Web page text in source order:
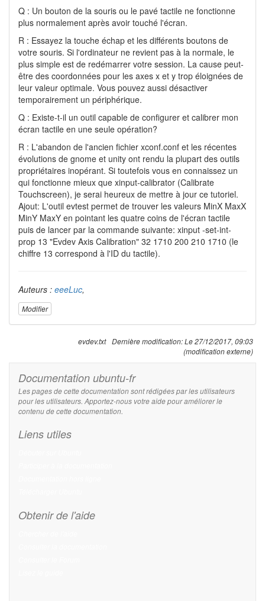
Q : Un bouton de la souris ou le pavé tactile ne fonctionne
plus normalement après avoir touché l'écran.
R : Essayez la touche échap et les différents boutons de
votre souris. Si l'ordinateur ne revient pas à la normale, le
plus simple est de redémarrer votre session. La cause peut-
être des coordonnées pour les axes x et y trop éloignées de
leur valeur optimale. Vous pouvez aussi désactiver
temporairement un périphérique.
Q : Existe-t-il un outil capable de configurer et calibrer mon
écran tactile en une seule opération?
R : L'abandon de l'ancien fichier xconf.conf et les récentes
évolutions de gnome et unity ont rendu la plupart des outils
propriétaires inopérant. Si toutefois vous en connaissez un
qui fonctionne mieux que xinput-calibrator (Calibrate
Touchscreen), je serai heureux de mettre à jour ce tutoriel.
Ajout: L'outil evtest permet de trouver les valeurs MinX MaxX
MinY MaxY en pointant les quatre coins de l'écran tactile
puis de lancer par la commande suivante: xinput -set-int-
prop 13 "Evdev Axis Calibration" 32 1710 200 210 1710 (le
chiffre 13 correspond à l'ID du tactile).
Auteurs : eeeLuc,
Modifier
evdev.txt Dernière modification:Le 27/12/2017, 09:03
(modification externe)
Documentation ubuntu-fr
Les pages de cette documentation sont rédigées par les utilisateurs
pour les utilisateurs. Apportez-nous votre aide pour améliorer le
contenu de cette documentation.
Liens utiles
Obtenir de l'aide